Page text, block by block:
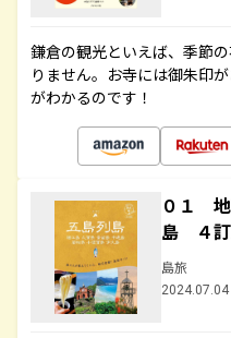
鎌倉の観光といえば、季節
りません。お寺には御朱印
がわかるのです！
０１
島 ４
島旅
2024.07.04